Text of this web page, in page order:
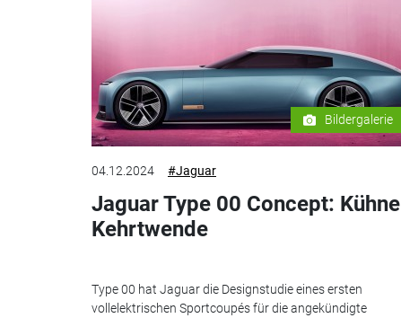
Bildergalerie
04.12.2024 #Jaguar
Jaguar Type 00 Concept: Kühne
Kehrtwende
Type 00 hat Jaguar die Designstudie eines ersten
vollelektrischen Sportcoupés für die angekündigte